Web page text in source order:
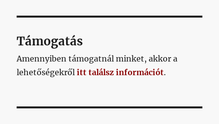
Támogatás
Amennyiben támogatnál minket, akkor a
lehetőségekrőlitt találsz információt.